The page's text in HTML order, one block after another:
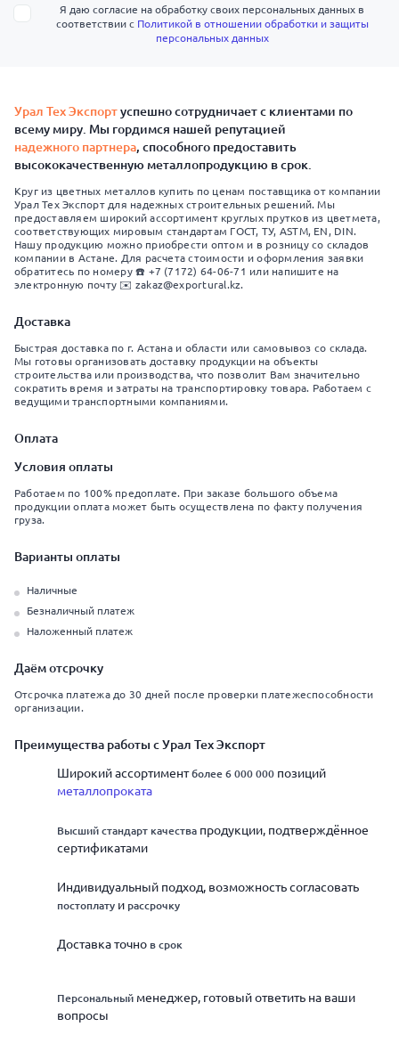
Я даю согласие на обработку своих персональных данных в
соответствии с Политикой в отношении обработки и защиты
персональных данных
Урал Тех Экспортуспешно сотрудничает с клиентами по
всему миру. Мы гордимся нашей репутацией
надежного партнера, способного предоставить
высококачественную металлопродукцию в срок.
Круг из цветных металлов купить по ценам поставщика от компании
Урал Тех Экспорт для надежных строительных решений. Мы
предоставляем широкий ассортимент круглых прутков из цветмета,
соответствующих мировым стандартам ГОСТ, ТУ, ASTM, EN, DIN.
Нашу продукцию можно приобрести оптом и в розницу со складов
компании в Астане. Для расчета стоимости и оформления заявки
обратитесь по номеру ☎️ +7 (7172) 64-06-71 или напишите на
электронную почту ✉️ zakaz@exportural.kz.
Доставка
Быстрая доставка по г. Астана и области или самовывоз со склада.
Мы готовы организовать доставку продукции на объекты
строительства или производства, что позволит Вам значительно
сократить время и затраты на транспортировку товара. Работаем с
ведущими транспортными компаниями.
Оплата
Условия оплаты
Работаем по 100% предоплате. При заказе большого объема
продукции оплата может быть осуществлена по факту получения
груза.
Варианты оплаты
Наличные
Безналичный платеж
Наложенный платеж
Даём отсрочку
Отсрочка платежа до 30 дней после проверки платежеспособности
организации.
Преимущества работы с Урал Тех Экспорт
Широкий ассортиментболее 6 000 000 позиций
металлопроката
Высший стандарт качества продукции, подтверждённое
сертификатами
Индивидуальный подход, возможность согласовать
постоплату и рассрочку
Доставка точно в срок
Персональный менеджер, готовый ответить на ваши
вопросы